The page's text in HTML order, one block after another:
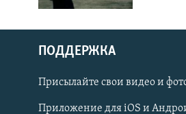
Українською
Qırımtatar
ПОДДЕРЖКА
Присылайте свои видео и
Приложение для iOS и